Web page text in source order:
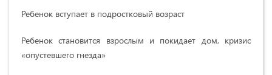
Ребенок вступает в подростковый возраст
Ребенок становится взрослым и покидает дом, кризис
«опустевшего гнезда»